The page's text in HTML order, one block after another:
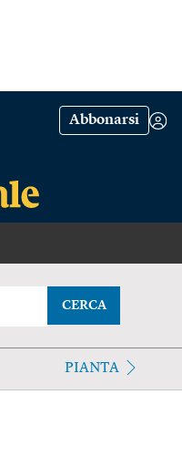
Abbonarsi
CERCA
PIANTA